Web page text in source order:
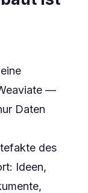
—
Daten
des
Ideen,